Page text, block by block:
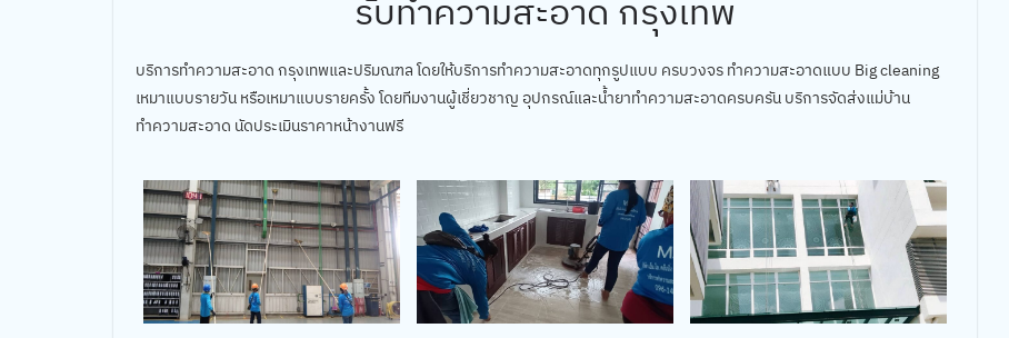
รับทำความสะอาด กรุงเทพ
บริการทำความสะอาด กรุงเทพและปริมณฑล โดยให้บริการทำความสะอาดทุกรูปแบบ ครบวงจร ทำความสะอาดแบบ Big cleaning
เหมาแบบรายวัน หรือเหมาแบบรายครั้ง โดยทีมงานผู้เชี่ยวชาญ อุปกรณ์และน้ำยาทำความสะอาดครบครัน บริการจัดส่งแม่บ้าน
ทำความสะอาด นัดประเมินราคาหน้างานฟรี